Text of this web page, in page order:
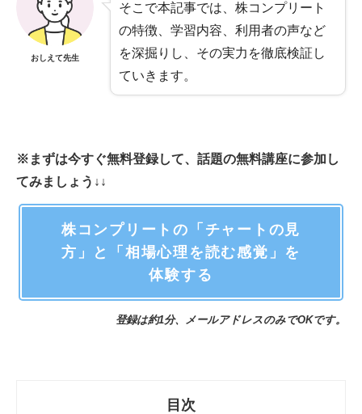
おしえて先生
そこで本記事では、株コンプリート
の特徴、学習内容、利用者の声など
を深掘りし、その実力を徹底検証し
ていきます。
※まずは今すぐ無料登録して、話題の無料講座に参加し
てみましょう↓↓
株コンプリートの「チャートの見
方」と「相場心理を読む感覚」を
体験する
登録は約1分、メールアドレスのみでOKです。
目次